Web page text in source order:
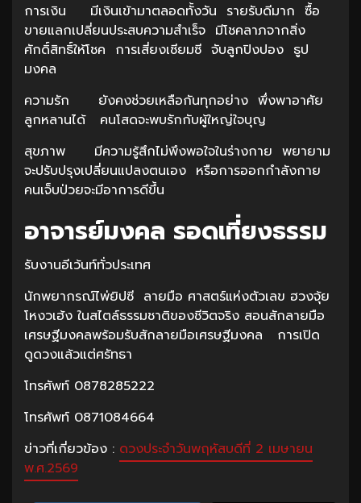
การเงิน มีเงินเข้ามาตลอดทั้งวัน รายรับดีมาก ซื้อ
ขายแลกเปลี่ยนประสบความสำเร็จ มีโชคลาภจากสิ่ง
ศักดิ์สิทธิ์ให้โชค การเสี่ยงเซียมซี จับลูกปิงปอง ธูป
มงคล
ความรัก ยังคงช่วยเหลือกันทุกอย่าง พึ่งพาอาศัย
ลูกหลานได้ คนโสดจะพบรักกับผู้ใหญ่ใจบุญ
สุขภาพ มีความรู้สึกไม่พึงพอใจในร่างกาย พยายาม
จะปรับปรุงเปลี่ยนแปลงตนเอง หรือการออกกำลังกาย
คนเจ็บป่วยจะมีอาการดีขึ้น
อาจารย์มงคล รอดเที่ยงธรรม
รับงานอีเว้นท์ทั่วประเทศ
นักพยากรณ์ไพ่ยิปซี ลายมือ ศาสตร์แห่งตัวเลข ฮวงจุ้ย
โหงวเฮ้ง ในสไตล์ธรรมชาติของชีวิตจริง สอนสักลายมือ
เศรษฐีมงคลพร้อมรับสักลายมือเศรษฐีมงคล การเปิด
ดูดวงแล้วแต่ศรัทธา
โทรศัพท์ 0878285222
โทรศัพท์ 0871084664
ข่าวที่เกี่ยวข้อง : ดวงประจำวันพฤหัสบดีที่ 2 เมษายน
พ.ศ.2569